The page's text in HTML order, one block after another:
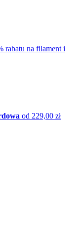
rabatu na filament i
od 229,00 zł